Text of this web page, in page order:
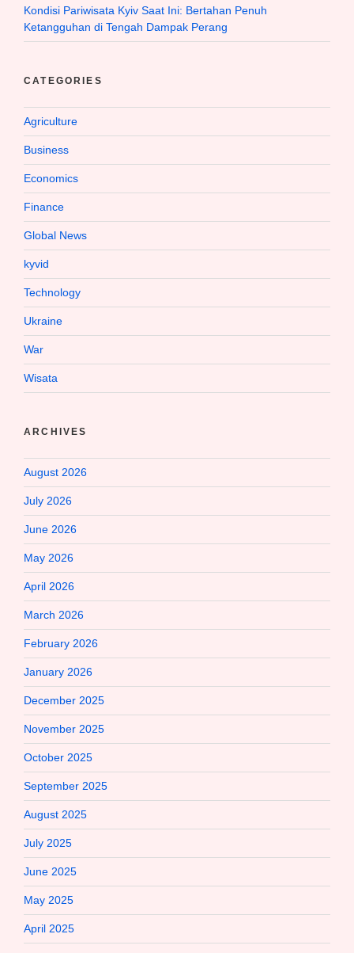
Kondisi Pariwisata Kyiv Saat Ini: Bertahan Penuh
Ketangguhan di Tengah Dampak Perang
CATEGORIES
Agriculture
Business
Economics
Finance
Global News
kyvid
Technology
Ukraine
War
Wisata
ARCHIVES
August 2026
July 2026
June 2026
May 2026
April 2026
March 2026
February 2026
January 2026
December 2025
November 2025
October 2025
September 2025
August 2025
July 2025
June 2025
May 2025
April 2025